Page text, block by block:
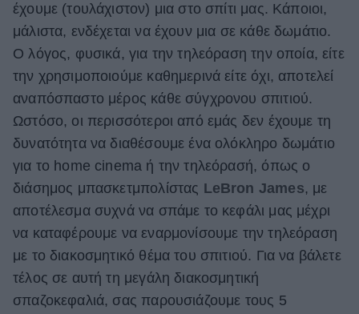
ΒΟΞ
Χωρίς Ταμπέλες
Women's Forum
Hautes Grecians
Γάμος
έχουμε (τουλάχιστον) μια στο σπίτι μας. Κάποιοι,
μάλιστα, ενδέχεται να έχουν μια σε κάθε δωμάτιο.
Ο λόγος, φυσικά, για την τηλεόραση την οποία, είτε
την χρησιμοποιούμε καθημερινά είτε όχι, αποτελεί
αναπόσπαστο μέρος κάθε σύγχρονου σπιτιού.
Ωστόσο, οι περισσότεροι από εμάς δεν έχουμε τη
δυνατότητα να διαθέσουμε ένα ολόκληρο δωμάτιο
για το home cinema ή την τηλεόρασή, όπως ο
διάσημος μπασκετμπολίστας LeBron James, με
αποτέλεσμα συχνά να σπάμε το κεφάλι μας μέχρι
να καταφέρουμε να εναρμονίσουμε την τηλεόραση
με το διακοσμητικό θέμα του σπιτιού. Για να βάλετε
τέλος σε αυτή τη μεγάλη διακοσμητική
σπαζοκεφαλιά, σας παρουσιάζουμε τους 5